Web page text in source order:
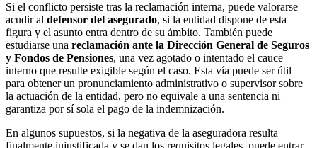
Si el conflicto persiste tras la reclamación interna, puede valorarse
acudir al defensor del asegurado, si la entidad dispone de esta
figura y el asunto entra dentro de su ámbito. También puede
estudiarse una reclamación ante la Dirección General de Seguros
y Fondos de Pensiones, una vez agotado o intentado el cauce
interno que resulte exigible según el caso. Esta vía puede ser útil
para obtener un pronunciamiento administrativo o supervisor sobre
la actuación de la entidad, pero no equivale a una sentencia ni
garantiza por sí sola el pago de la indemnización.
En algunos supuestos, si la negativa de la aseguradora resulta
finalmente injustificada y se dan los requisitos legales, puede entrar